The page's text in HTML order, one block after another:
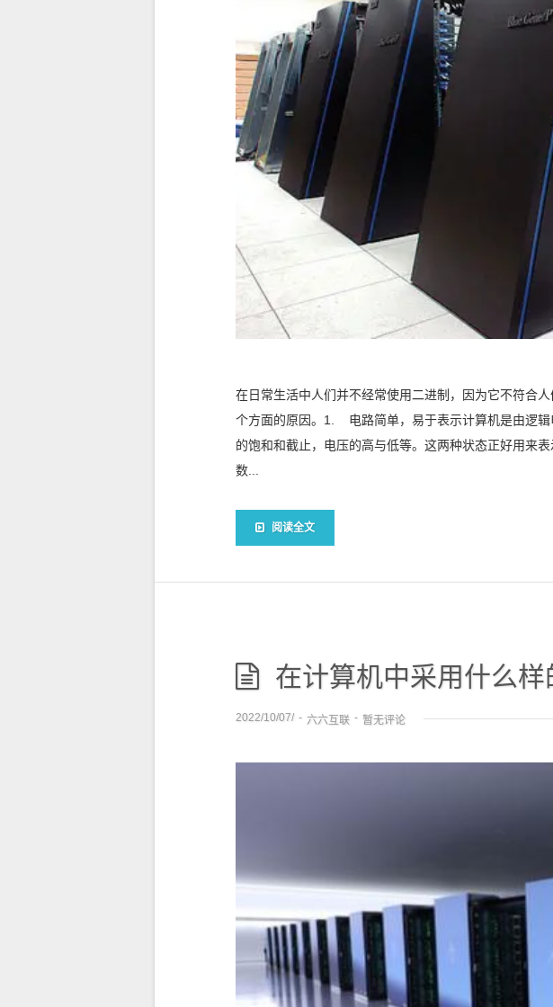
在日常生活中人们并不经常使用二进制，因为它不符合
个方面的原因。1. 电路简单，易于表示计算机是由逻
的饱和和截止，电压的高与低等。这两种状态正好用来
数...
阅读全文
在计算机中采用什么样的计数
2022/10/07/ - 六六互联 - 暂无评论